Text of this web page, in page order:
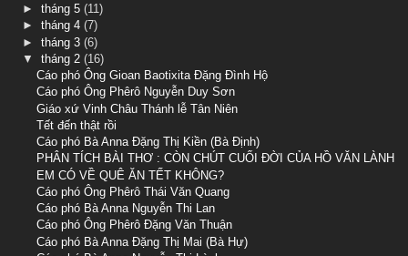
► tháng 5 (11)
► tháng 4 (7)
► tháng 3 (6)
▼ tháng 2 (16)
Cáo phó Ông Gioan Baotixita Đặng Đình Hộ
Cáo phó Ông Phêrô Nguyễn Duy Sơn
Giáo xứ Vinh Châu Thánh lễ Tân Niên
Tết đến thật rồi
Cáo phó Bà Anna Đặng Thị Kiền (Bà Định)
PHÂN TÍCH BÀI THƠ : CÒN CHÚT CUỐI ĐỜI CỦA HỒ VĂN LÀNH
EM CÓ VỀ QUÊ ĂN TẾT KHÔNG?
Cáo phó Ông Phêrô Thái Văn Quang
Cáo phó Bà Anna Nguyễn Thi Lan
Cáo phó Ông Phêrô Đặng Văn Thuận
Cáo phó Bà Anna Đặng Thị Mai (Bà Hự)